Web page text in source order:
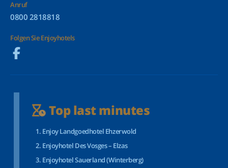
Anruf
0800 2818818
Folgen Sie Enjoyhotels
Top last minutes
Enjoy Landgoedhotel Ehzerwold
Enjoyhotel Des Vosges – Elzas
Enjoyhotel Sauerland (Winterberg)